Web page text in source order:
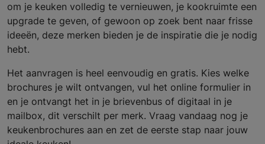
om je keuken volledig te vernieuwen, je kookruimte een
upgrade te geven, of gewoon op zoek bent naar frisse
ideeën, deze merken bieden je de inspiratie die je nodig
hebt.
Het aanvragen is heel eenvoudig en gratis. Kies welke
brochures je wilt ontvangen, vul het online formulier in
en je ontvangt het in je brievenbus of digitaal in je
mailbox, dit verschilt per merk. Vraag vandaag nog je
keukenbrochures aan en zet de eerste stap naar jouw